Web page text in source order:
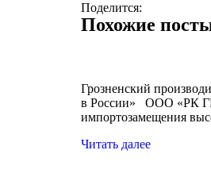
Поделится:
Похожие
Грозненский
в России» ООО «РК
импортозамещения
Читать далее